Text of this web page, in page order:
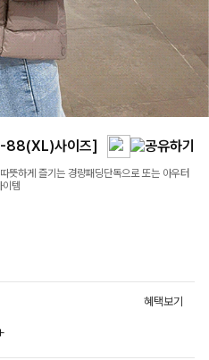
88(XL)사이즈]
뜻하게 즐기는 경량패딩단독으로 또는 아우터
템
혜택보기